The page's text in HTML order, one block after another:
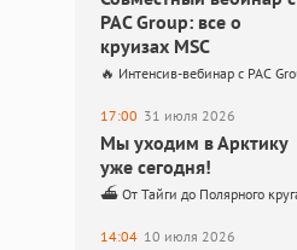
PAC Group: все о
круизах MSC
17:00 31 июля 2026
Мы уходим в Арктику
уже сегодня!
14:04 10 июля 2026